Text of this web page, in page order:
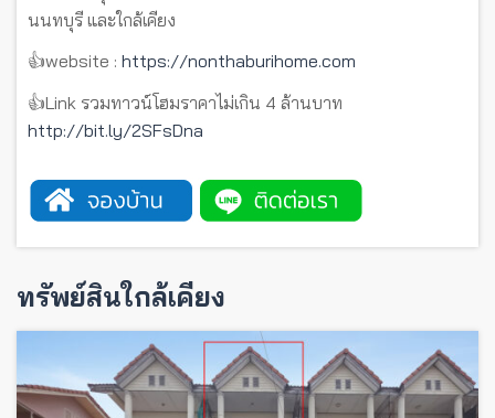
นนทบุรี และใกล้เคียง
👍website : https://nonthaburihome.com
👍Link รวมทาวน์โฮมราคาไม่เกิน 4 ล้านบาท
http://bit.ly/2SFsDna
ทรัพย์สินใกล้เคียง